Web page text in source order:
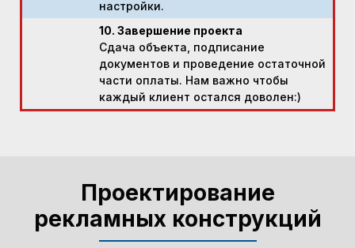
настройки.
10. Завершение проекта
Сдача объекта, подписание
документов и проведение остаточной
части оплаты. Нам важно чтобы
каждый клиент остался доволен:)
Проектирование
рекламных конструкций